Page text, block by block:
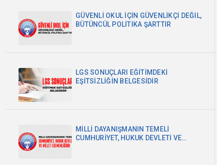
GÜVENLİ OKUL İÇİN GÜVENLİKÇİ DEĞİL,
BÜTÜNCÜL POLİTİKA ŞARTTIR
LGS SONUÇLARI EĞİTİMDEKİ
EŞİTSİZLİĞİN BELGESİDİR
MİLLİ DAYANIŞMANIN TEMELİ
CUMHURİYET, HUKUK DEVLETİ VE